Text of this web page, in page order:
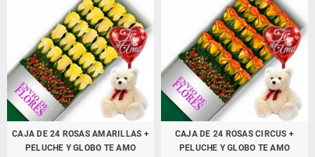
CAJA DE 24 ROSAS AMARILLAS +
PELUCHE Y GLOBO TE AMO
CAJA DE 24 ROSAS CIRCUS +
PELUCHE Y GLOBO TE AMO